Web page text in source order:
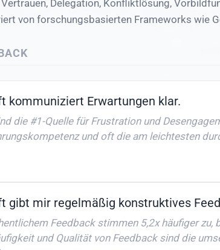
Vertrauen, Delegation, Konfliktlösung,
von forschungsbasierten Frameworks wie
kommuniziert Erwartungen klar.
die #1-Quelle für Frustration und
und oft die am leichtesten
gibt mir regelmäßig konstruktives
Feedback stimmen 5,2x häufiger zu,
und Qualität von Feedback sind die